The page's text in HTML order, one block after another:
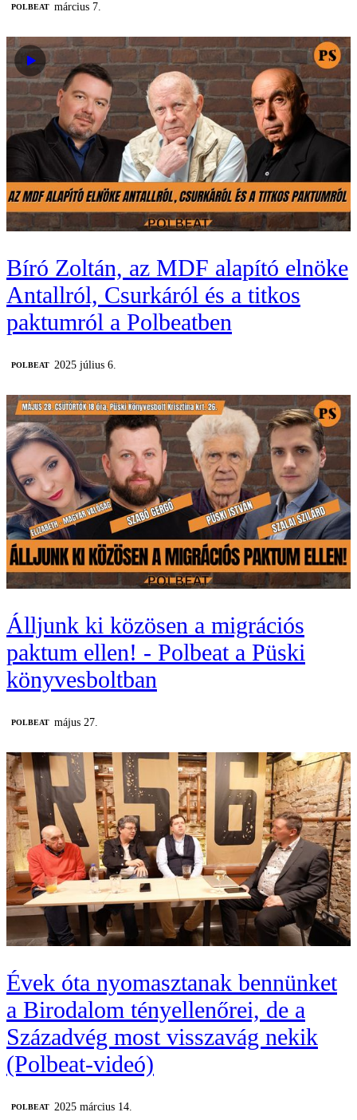
‎POLBEAT március 7.
Bíró Zoltán, az MDF alapító elnöke
Antallról, Csurkáról és a titkos
paktumról a Polbeatben
‎POLBEAT 2025 július 6.
Álljunk ki közösen a migrációs
paktum ellen! - Polbeat a Püski
könyvesboltban
‎POLBEAT május 27.
Évek óta nyomasztanak bennünket
a Birodalom tényellenőrei, de a
Századvég most visszavág nekik
(Polbeat-videó)
‎POLBEAT 2025 március 14.